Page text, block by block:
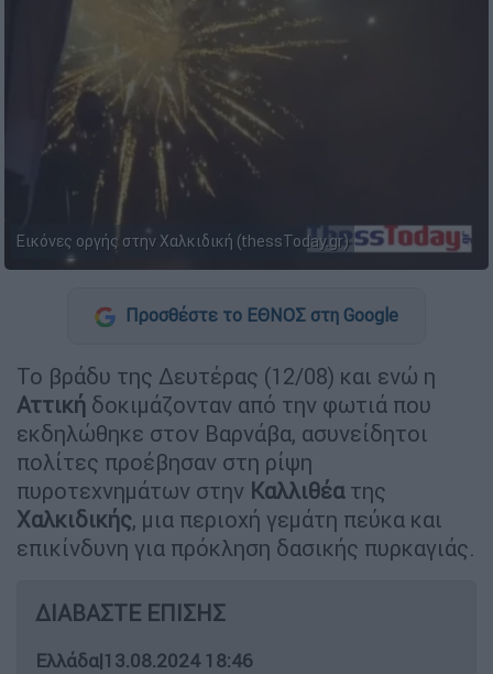
Εικόνες οργής στην Χαλκιδική (thessToday.gr)
Προσθέστε το ΕΘΝΟΣ στη Google
Το βράδυ της Δευτέρας (12/08) και ενώ η
Αττική δοκιμάζονταν από την φωτιά που
εκδηλώθηκε στον Βαρνάβα, ασυνείδητοι
πολίτες προέβησαν στη ρίψη
πυροτεχνημάτων στην Καλλιθέατης
Χαλκιδικής, μια περιοχή γεμάτη πεύκα και
επικίνδυνη για πρόκληση δασικής πυρκαγιάς.
ΔΙΑΒΑΣΤΕ ΕΠΙΣΗΣ
Ελλάδα|13.08.2024 18:46